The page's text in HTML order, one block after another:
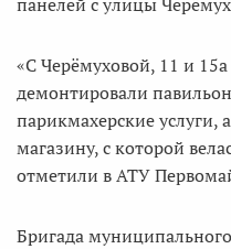
«С Черёмуховой, 11 и
демонтировали
парикмахерские услуги,
магазину, с которой
отметили в АТУ
Бригада